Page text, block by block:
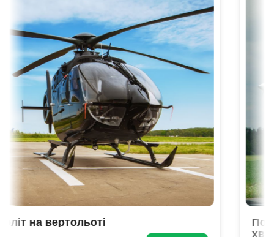
Політ на літаку Atec 321 Faeta 30-